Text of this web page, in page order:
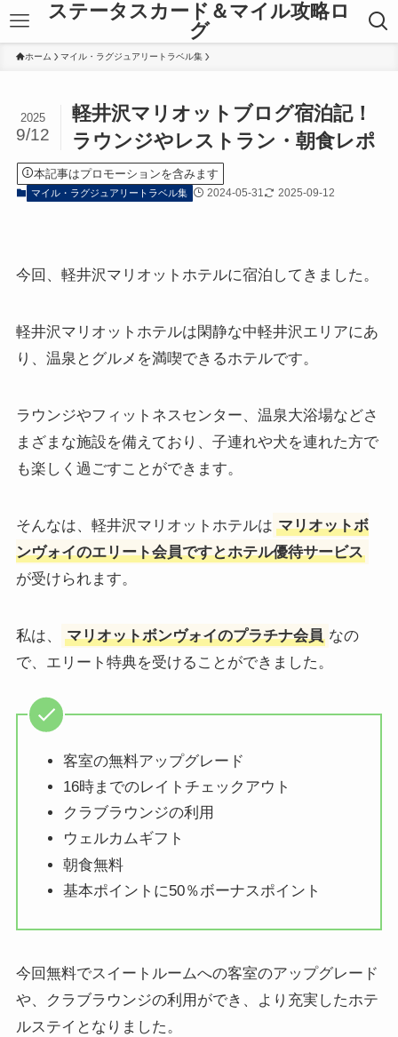
ステータスカード＆マイル攻略ロ
グ
ホーム マイル・ラグジュアリートラベル集
軽井沢マリオットブログ宿泊記！
ラウンジやレストラン・朝食レポ
2025
9/12
本記事はプロモーションを含みます
マイル・ラグジュアリートラベル集 2024-05-31 2025-09-12
今回、軽井沢マリオットホテルに宿泊してきました。
軽井沢マリオットホテルは閑静な中軽井沢エリアにあ
り、温泉とグルメを満喫できるホテルです。
ラウンジやフィットネスセンター、温泉大浴場などさ
まざまな施設を備えており、子連れや犬を連れた方で
も楽しく過ごすことができます。
そんなは、軽井沢マリオットホテルは マリオットボ
ンヴォイのエリート会員ですとホテル優待サービス
が受けられます。
私は、 マリオットボンヴォイのプラチナ会員 なの
で、エリート特典を受けることができました。
客室の無料アップグレード
16時までのレイトチェックアウト
クラブラウンジの利用
ウェルカムギフト
朝食無料
基本ポイントに50％ボーナスポイント
今回無料でスイートルームへの客室のアップグレード
や、クラブラウンジの利用ができ、より充実したホテ
ルステイとなりました。